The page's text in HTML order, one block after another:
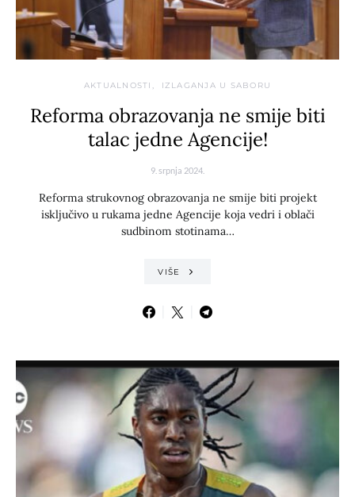
AKTUALNOSTI IZLAGANJA U SABORU
Reforma obrazovanja ne smije biti
talac jedne Agencije!
9. srpnja 2024.
Reforma strukovnog obrazovanja ne smije biti projekt
isključivo u rukama jedne Agencije koja vedri i oblači
sudbinom stotinama…
VIŠE